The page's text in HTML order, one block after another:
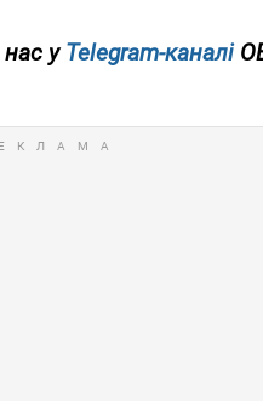
нас уTelegram-каналі